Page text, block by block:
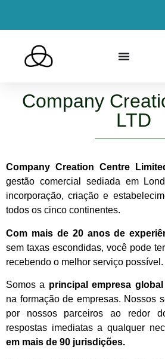
Company
LTD
Company Creation Centre
gestão comercial sediada em
incorporação, criação e
todos os cinco continentes.
Com mais de 20 anos de
sem taxas escondidas, você pode
recebendo o melhor serviço possível.
Somos a principal empresa
na formação de empresas. Nossos
por nossos parceiros ao redor
respostas imediatas a qualquer
em mais de 90 jurisdições.